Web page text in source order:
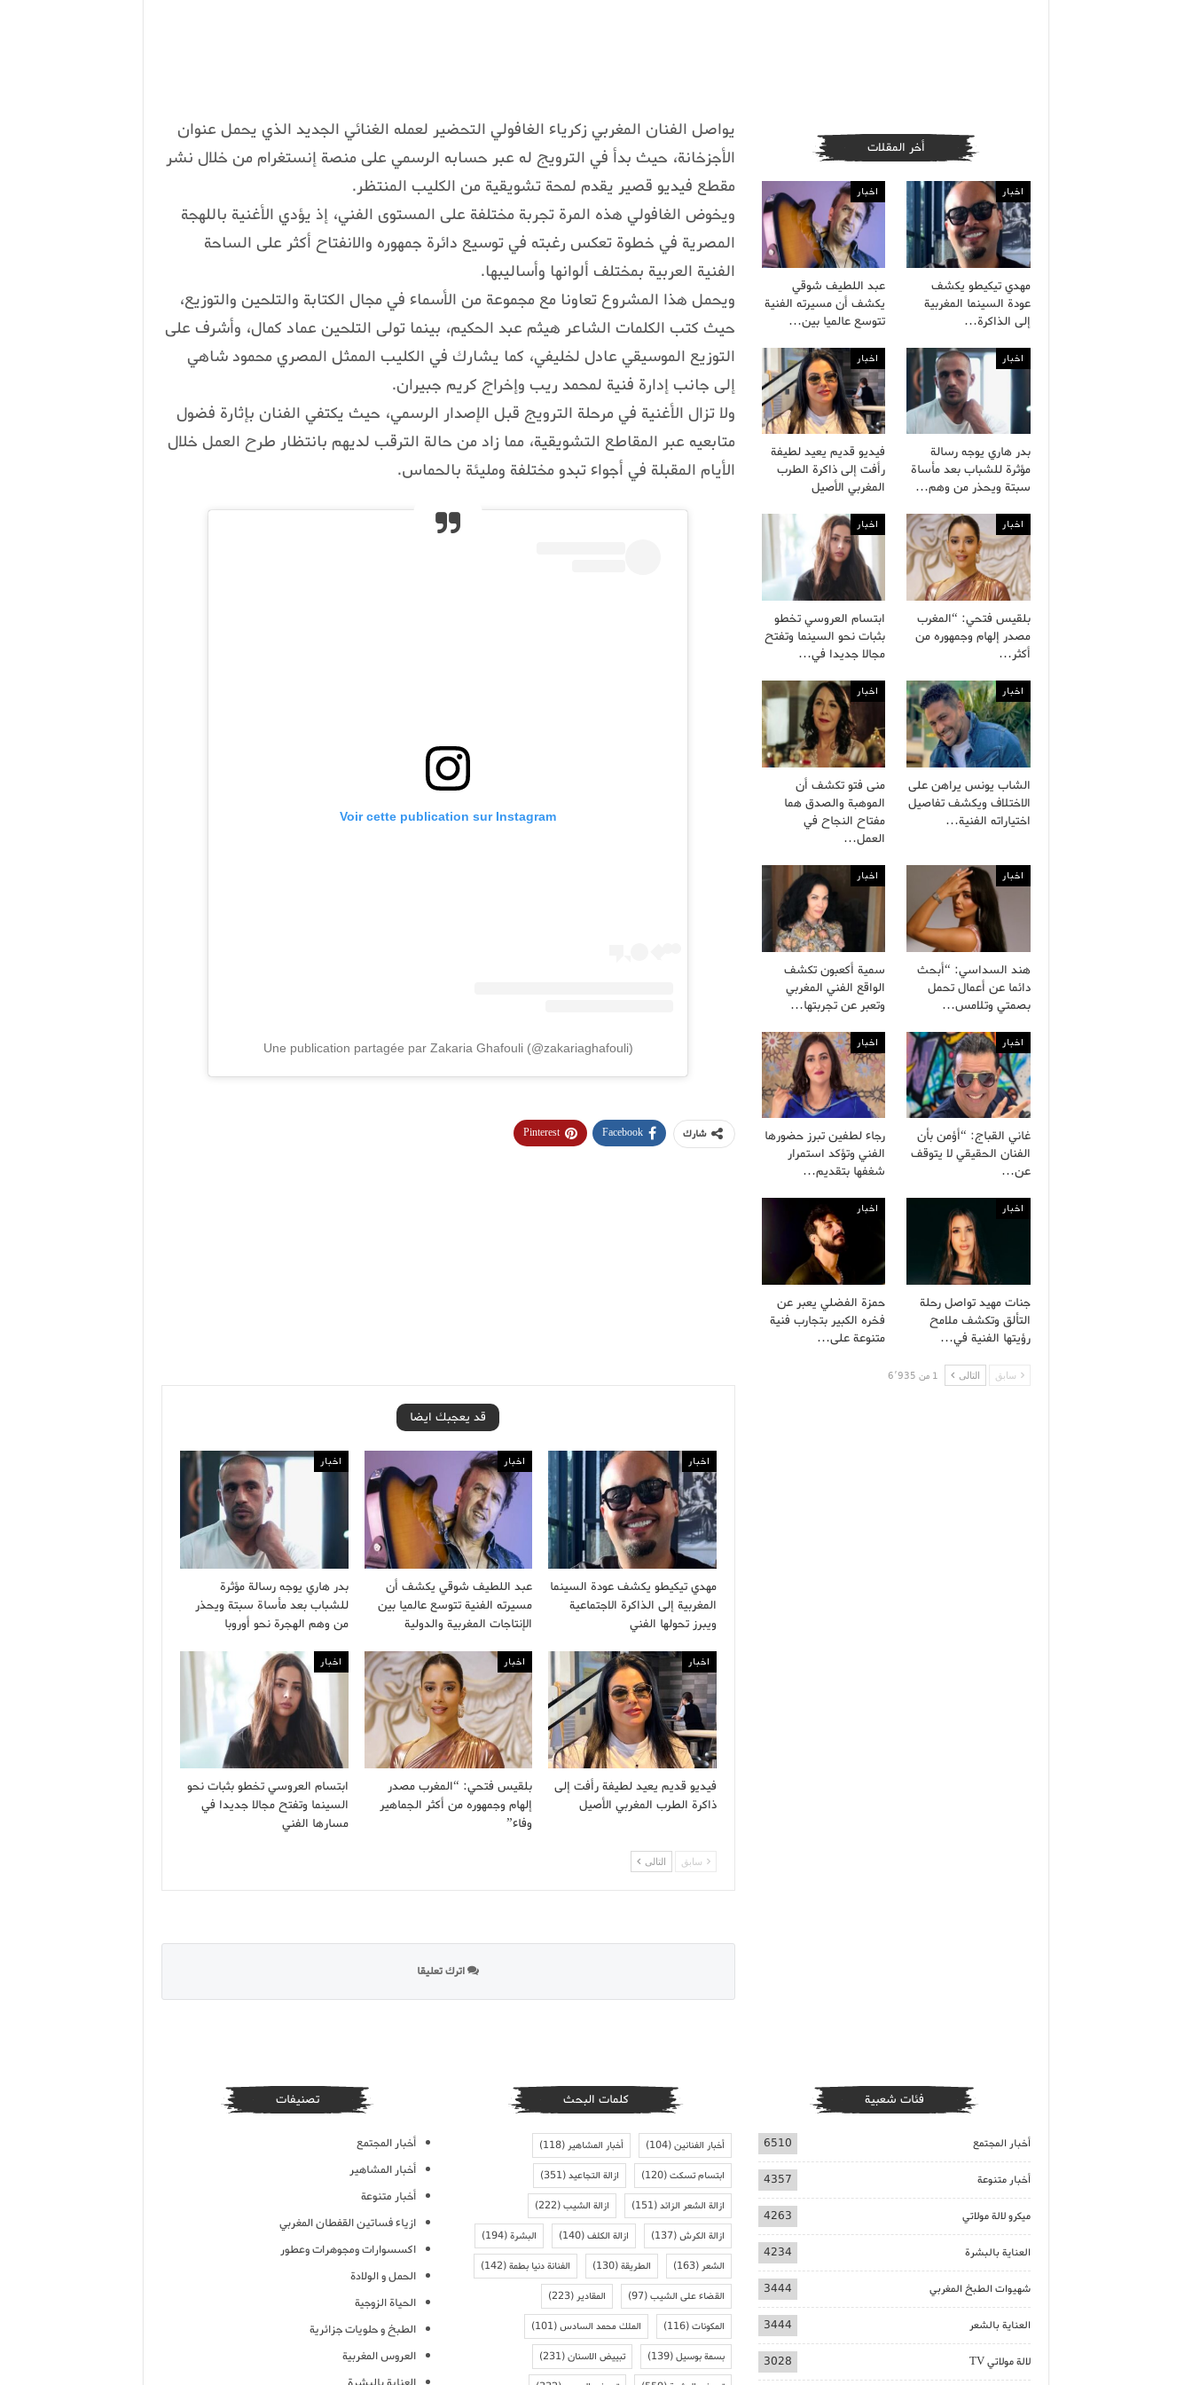
يواصل الفنان المغربي زكرياء الغافولي التحضير لعمله الغنائي الجديد الذي يحمل عنوان
الأجزخانة، حيث بدأ في الترويج له عبر حسابه الرسمي على منصة إنستغرام من خلال نشر
مقطع فيديو قصير يقدم لمحة تشويقية من الكليب المنتظر.
ويخوض الغافولي هذه المرة تجربة مختلفة على المستوى الفني، إذ يؤدي الأغنية باللهجة
المصرية في خطوة تعكس رغبته في توسيع دائرة جمهوره والانفتاح أكثر على الساحة
الفنية العربية بمختلف ألوانها وأساليبها.
ويحمل هذا المشروع تعاونا مع مجموعة من الأسماء في مجال الكتابة والتلحين والتوزيع،
حيث كتب الكلمات الشاعر هيثم عبد الحكيم، بينما تولى التلحين عماد كمال، وأشرف على
التوزيع الموسيقي عادل لخليفي، كما يشارك في الكليب الممثل المصري محمود شاهي
إلى جانب إدارة فنية لمحمد ريب وإخراج كريم جبيران.
ولا تزال الأغنية في مرحلة الترويج قبل الإصدار الرسمي، حيث يكتفي الفنان بإثارة فضول
متابعيه عبر المقاطع التشويقية، مما زاد من حالة الترقب لديهم بانتظار طرح العمل خلال
الأيام المقبلة في أجواء تبدو مختلفة ومليئة بالحماس.
Voir cette publication sur Instagram
Une publication partagée par Zakaria Ghafouli (@zakariaghafouli)
شارك Facebook
Pinterest
قد يعجبك ايضا
اخبار
مهدي تيكيطو يكشف عودة السينما
المغربية إلى الذاكرة الاجتماعية
ويبرز تحولها الفني
اخبار
عبد اللطيف شوقي يكشف أن
مسيرته الفنية تتوسع عالميا بين
الإنتاجات المغربية والدولية
اخبار
بدر هاري يوجه رسالة مؤثرة
للشباب بعد مأساة سبتة ويحذر
من وهم الهجرة نحو أوروبا
اخبار
فيديو قديم يعيد لطيفة رأفت إلى
ذاكرة الطرب المغربي الأصيل
اخبار
بلقيس فتحي: “المغرب مصدر
إلهام وجمهوره من أكثر الجماهير
وفاء”
اخبار
ابتسام العروسي تخطو بثبات نحو
السينما وتفتح مجالا جديدا في
مسارها الفني
سابق التالى
اترك تعليقا
أخر المقلات
اخبار
مهدي تيكيطو يكشف
عودة السينما المغربية
إلى الذاكرة…
اخبار
عبد اللطيف شوقي
يكشف أن مسيرته الفنية
تتوسع عالميا بين…
اخبار
بدر هاري يوجه رسالة
مؤثرة للشباب بعد مأساة
سبتة ويحذر من وهم…
اخبار
فيديو قديم يعيد لطيفة
رأفت إلى ذاكرة الطرب
المغربي الأصيل
اخبار
بلقيس فتحي: “المغرب
مصدر إلهام وجمهوره من
أكثر…
اخبار
ابتسام العروسي تخطو
بثبات نحو السينما وتفتح
مجالا جديدا في…
اخبار
الشاب يونس يراهن على
الاختلاف ويكشف تفاصيل
اختياراته الفنية…
اخبار
منى فتو تكشف أن
الموهبة والصدق هما
مفتاح النجاح في
العمل…
اخبار
هند السداسي: “أبحث
دائما عن أعمال تحمل
بصمتي وتلامس…
اخبار
سمية أكعبون تكشف
الواقع الفني المغربي
وتعبر عن تجربتها…
اخبار
غاني القباج: “أؤمن بأن
الفنان الحقيقي لا يتوقف
عن…
اخبار
رجاء لطفين تبرز حضورها
الفني وتؤكد استمرار
شغفها بتقديم…
اخبار
جنات مهيد تواصل رحلة
التألق وتكشف ملامح
رؤيتها الفنية في…
اخبار
حمزة الفضلي يعبر عن
فخره الكبير بتجارب فنية
متنوعة على…
سابق التالى 1 من 6٬935
فئات شعبية
أخبار المجتمع 6510
أخبار متنوعة 4357
ميكرو لالة مولاتي 4263
العناية بالبشرة 4234
شهيوات الطبخ المغربي 3444
العناية بالشعر 3444
لالة مولاتي TV 3028
كلمات البحث
أخبار الفنانين(104) أخبار المشاهير(118)
ابتسام تسكت(120) ازالة التجاعيد(351)
ازالة الشعر الزائد(151) ازالة الشيب(222)
ازالة الكرش(137) ازالة الكلف(140) البشرة(194)
الشعر(163) الطريقة(130) الفنانة دنيا بطمة(142)
القضاء على الشيب(97) المقادير(223)
المكونات(116) الملك محمد السادس(101)
بسمة بوسيل(139) تبييض الاسنان(231)
تصنيفات
أخبار المجتمع
أخبار المشاهير
أخبار متنوعة
ازياء فساتين القفطان المغربي
اكسسوارات ومجوهرات وعطور
الحمل و الولادة
الحياة الزوجية
الطبخ و حلويات جزائرية
العروس المغربية